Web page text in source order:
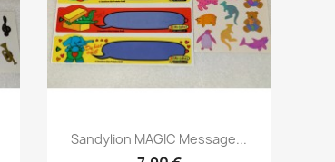
Sandylion MAGIC Message...